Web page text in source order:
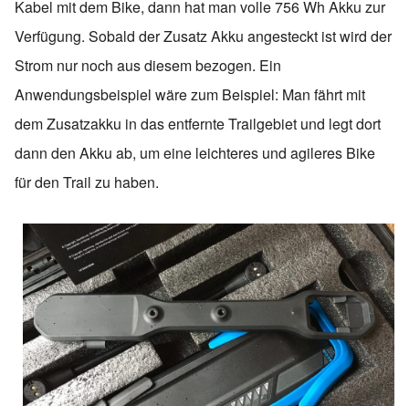
Kabel mit dem Bike, dann hat man volle 756 Wh Akku zur
Verfügung. Sobald der Zusatz Akku angesteckt ist wird der
Strom nur noch aus diesem bezogen. Ein
Anwendungsbeispiel wäre zum Beispiel: Man fährt mit
dem Zusatzakku in das entfernte Trailgebiet und legt dort
dann den Akku ab, um eine leichteres und agileres Bike
für den Trail zu haben.